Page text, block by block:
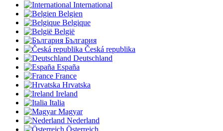
International
Belgien
Belgique
België
България
Česká republika
Deutschland
España
France
Hrvatska
Ireland
Italia
Magyar
Nederland